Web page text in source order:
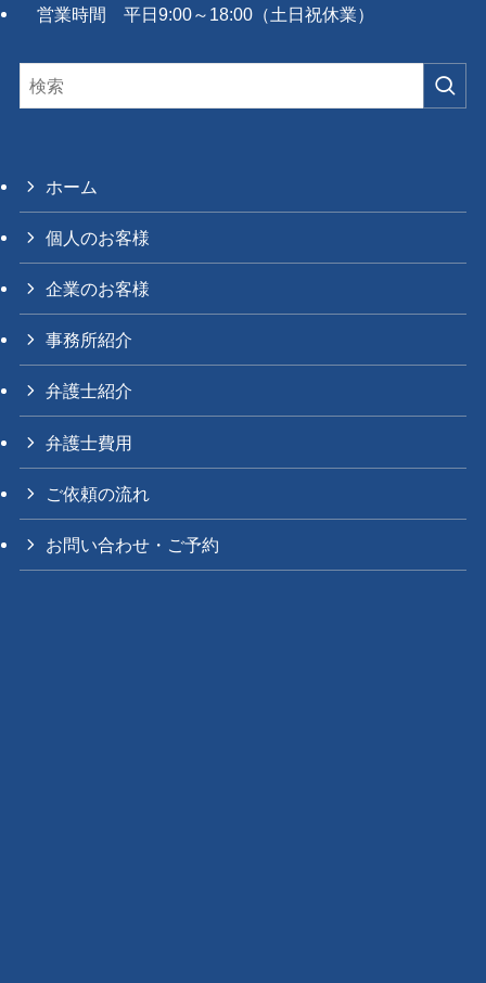
営業時間 平日9:00～18:00（土日祝休業）
ホーム
個人のお客様
企業のお客様
事務所紹介
弁護士紹介
弁護士費用
ご依頼の流れ
お問い合わせ・ご予約